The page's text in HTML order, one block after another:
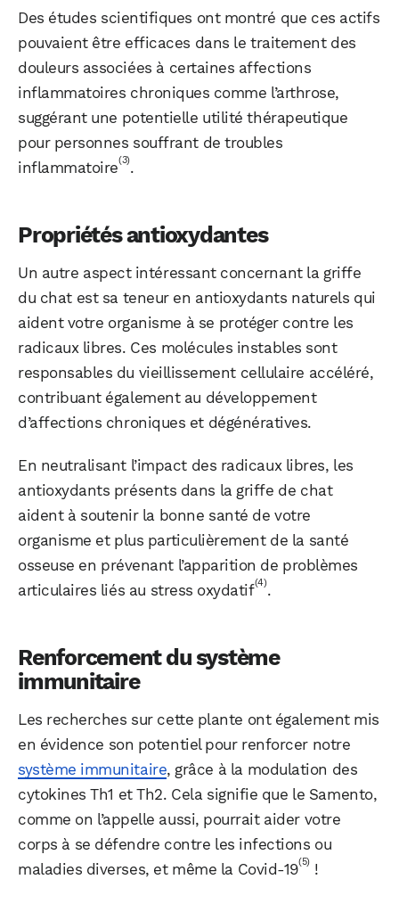
Des études scientifiques ont montré que ces actifs
pouvaient être efficaces dans le traitement des
douleurs associées à certaines affections
inflammatoires chroniques comme l’arthrose,
suggérant une potentielle utilité thérapeutique
pour personnes souffrant de troubles
inflammatoire(3).
Propriétés antioxydantes
Un autre aspect intéressant concernant la griffe
du chat est sa teneur en antioxydants naturels qui
aident votre organisme à se protéger contre les
radicaux libres. Ces molécules instables sont
responsables du vieillissement cellulaire accéléré,
contribuant également au développement
d’affections chroniques et dégénératives.
En neutralisant l’impact des radicaux libres, les
antioxydants présents dans la griffe de chat
aident à soutenir la bonne santé de votre
organisme et plus particulièrement de la santé
osseuse en prévenant l’apparition de problèmes
articulaires liés au stress oxydatif(4).
Renforcement du système
immunitaire
Les recherches sur cette plante ont également mis
en évidence son potentiel pour renforcer notre
système immunitaire, grâce à la modulation des
cytokines Th1 et Th2. Cela signifie que le Samento,
comme on l’appelle aussi, pourrait aider votre
corps à se défendre contre les infections ou
maladies diverses, et même la Covid-19(5) !